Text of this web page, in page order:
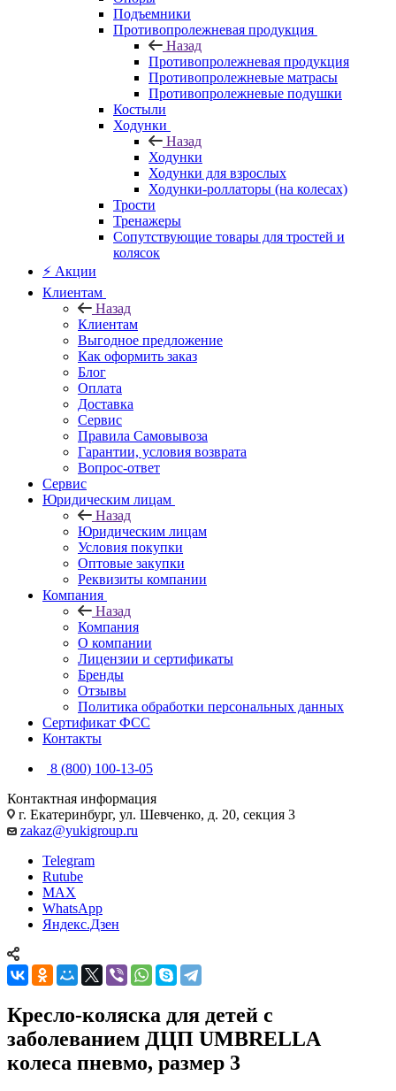
Подъемники
Противопролежневая продукция
Назад
Противопролежневая продукция
Противопролежневые матрасы
Противопролежневые подушки
Костыли
Ходунки
Назад
Ходунки
Ходунки для взрослых
Ходунки-роллаторы (на колесах)
Трости
Тренажеры
Сопутствующие товары для тростей и
колясок
⚡ Акции
Клиентам
Назад
Клиентам
Выгодное предложение
Как оформить заказ
Блог
Оплата
Доставка
Сервис
Правила Самовывоза
Гарантии, условия возврата
Вопрос-ответ
Сервис
Юридическим лицам
Назад
Юридическим лицам
Условия покупки
Оптовые закупки
Реквизиты компании
Компания
Назад
Компания
О компании
Лицензии и сертификаты
Бренды
Отзывы
Политика обработки персональных данных
Сертификат ФСС
Контакты
8 (800) 100-13-05
Контактная информация
г. Екатеринбург, ул. Шевченко, д. 20, секция 3
zakaz@yukigroup.ru
Telegram
Rutube
MAX
WhatsApp
Яндекс.Дзен
Кресло-коляска для детей с
заболеванием ДЦП UMBRELLA
колеса пневмо, размер 3